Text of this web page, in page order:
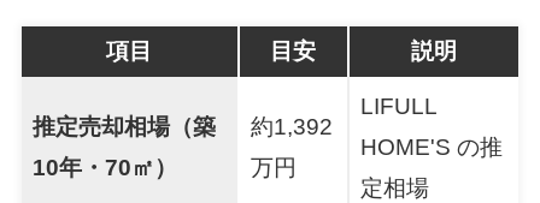
項目 目安 説明
推定売却相場（築
10年・70㎡）
約1,392
万円
LIFULL
HOME'S の推
定相場